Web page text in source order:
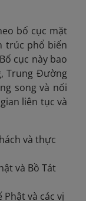
bố cục mặt
trúc phổ biến
cục này bao
Trung Đường
song và nối
liên tục và
và thực
và Bồ Tát
và các vị